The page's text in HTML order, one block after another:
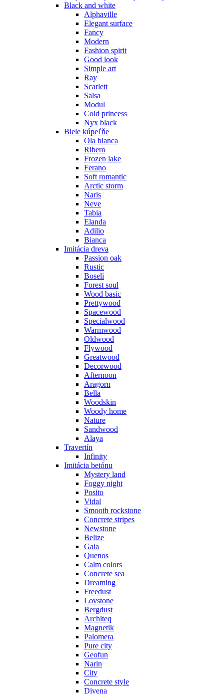
Black and white
Alphaville
Elegant surface
Fancy
Modern
Fashion spirit
Good look
Simple art
Ray
Scarlett
Salsa
Modul
Cold princess
Nyx black
Biele kúpeľňe
Ola bianca
Ribero
Frozen lake
Ferano
Soft romantic
Arctic storm
Naris
Neve
Tabia
Elanda
Adilio
Bianca
Imitácia dreva
Passion oak
Rustic
Boseli
Forest soul
Wood basic
Prettywood
Spacewood
Specialwood
Warmwood
Oldwood
Flywood
Greatwood
Decorwood
Afternoon
Aragorn
Bella
Woodskin
Woody home
Nature
Sandwood
Alaya
Travertín
Infinity
Imitácia betónu
Mystery land
Foggy night
Posito
Vidal
Smooth rockstone
Concrete stripes
Newstone
Belize
Gaia
Quenos
Calm colors
Concrete sea
Dreaming
Freedust
Lovstone
Bergdust
Architeq
Magnetik
Palomera
Pure city
Geofun
Narin
City
Concrete style
Divena